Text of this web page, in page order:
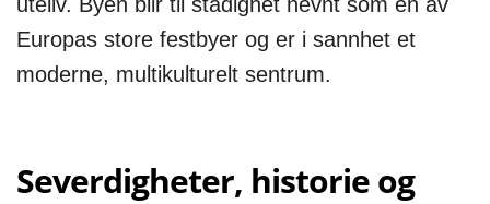
Europas store festbyer og er i sannhet et
moderne, multikulturelt sentrum.
Severdigheter, historie og